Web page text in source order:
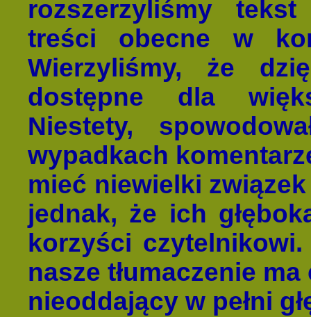
rozszerzyliśmy
treści obecne w
Wierzyliśmy, że
dostępne dla
Niestety,
wypadkach
mieć niewielki
jednak, że ich
korzyści
nasze tłumaczenie
nieoddający w pełni